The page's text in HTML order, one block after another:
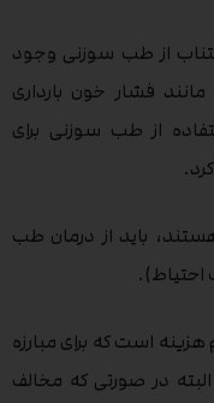
از طب سوزنی وجود
فشار خون بارداری
از طب سوزنی برای
هستند، باید از درمان طب
احتیاط).
است که برای مبارزه
در صورتی که مخالف